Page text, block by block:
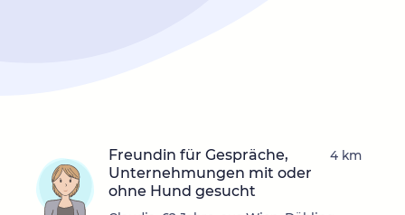
Freundin für Gespräche,
Unternehmungen mit oder
ohne Hund gesucht
4 km